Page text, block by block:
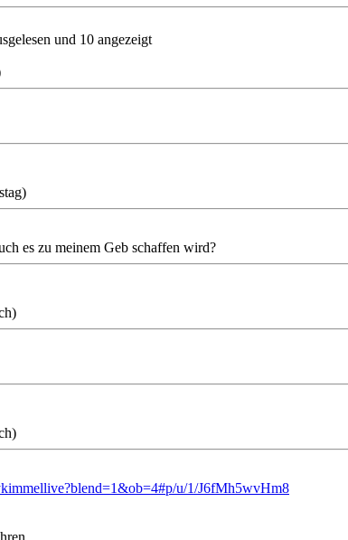
und 10 angezeigt
es zu meinem Geb schaffen wird?
u/1/J6fMh5wvHm8